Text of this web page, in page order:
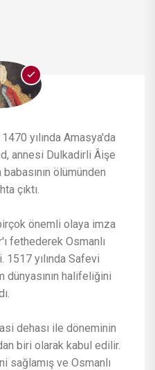
yılında Amasya'da
annesi Dulkadirli Âişe
babasının ölümünden
çıktı.
önemli olaya imza
fethederek Osmanlı
1517 yılında Safevi
halifeliğini
dehası ile döneminin
biri olarak kabul edilir.
sağlamış ve Osmanlı